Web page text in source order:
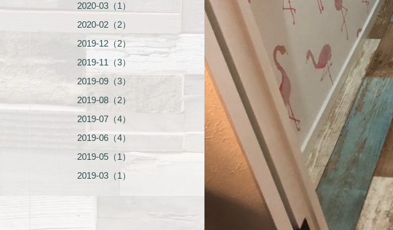
2020-03（1）
2020-02（2）
2019-12（2）
2019-11（3）
2019-09（3）
2019-08（2）
2019-07（4）
2019-06（4）
2019-05（1）
2019-03（1）